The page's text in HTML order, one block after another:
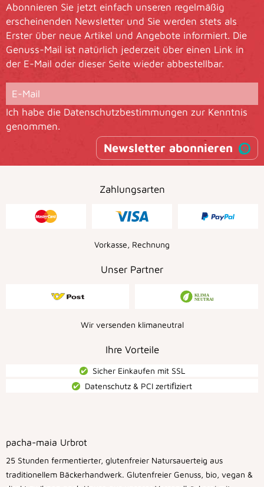
Abonnieren Sie jetzt einfach unseren regelmäßig
erscheinenden Newsletter und Sie werden stets als
Erster über neue Artikel und Angebote informiert. Die
Genuss-Mail ist natürlich jederzeit über einen Link in
der E-Mail oder dieser Seite wieder abbestellbar.
Ich habe die Datenschutzbestimmungen zur Kenntnis
genommen.
Newsletter abonnieren
Zahlungsarten
Vorkasse, Rechnung
Unser Partner
Wir versenden klimaneutral
Ihre Vorteile
Sicher Einkaufen mit SSL
Datenschutz & PCI zertiﬁziert
pacha-maia Urbrot
25 Stunden fermentierter, glutenfreier Natursauerteig aus
traditionellem Bäckerhandwerk. Glutenfreier Genuss, bio, vegan &